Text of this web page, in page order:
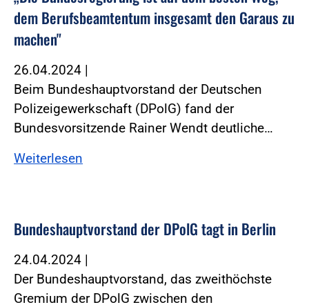
dem Berufsbeamtentum insgesamt den Garaus zu
machen"
26.04.2024 |
Beim Bundeshauptvorstand der Deutschen
Polizeigewerkschaft (DPolG) fand der
Bundesvorsitzende Rainer Wendt deutliche…
Weiterlesen
Bundeshauptvorstand der DPolG tagt in Berlin
24.04.2024 |
Der Bundeshauptvorstand, das zweithöchste
Gremium der DPolG zwischen den